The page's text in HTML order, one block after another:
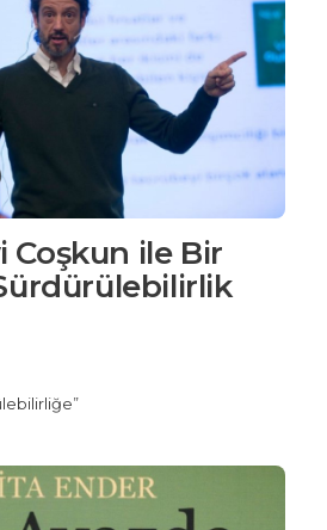
Coşkun ile Bir